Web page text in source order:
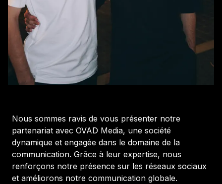
Nous sommes ravis de vous présenter notre
partenariat avec OVAD Media, une société
dynamique et engagée dans le domaine de la
communication. Grâce à leur expertise, nous
renforçons notre présence sur les réseaux sociaux
et améliorons notre communication globale.